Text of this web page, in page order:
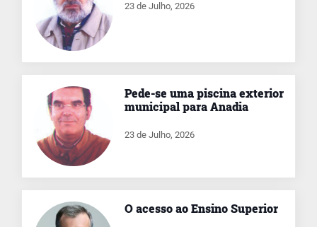
23 de Julho, 2026
Pede-se uma piscina exterior
municipal para Anadia
23 de Julho, 2026
O acesso ao Ensino Superior